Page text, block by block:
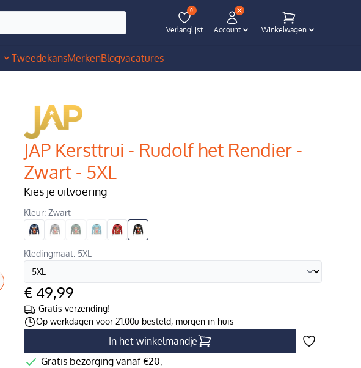
0
Verlanglijst Account Winkelwagen
TweedekansMerkenBlogvacatures
JAP Kersttrui - Rudolf het Rendier -
Zwart - 5XL
Kies je uitvoering
Kleur: Zwart
Kledingmaat: 5XL
€ 49,99
Gratis verzending!
Op werkdagen voor 21:00u besteld, morgen in huis
In het winkelmandje
Gratis bezorging vanaf €20,-